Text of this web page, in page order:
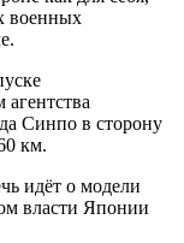
военных
Синпо в сторону
км.
идёт о модели
власти Японии